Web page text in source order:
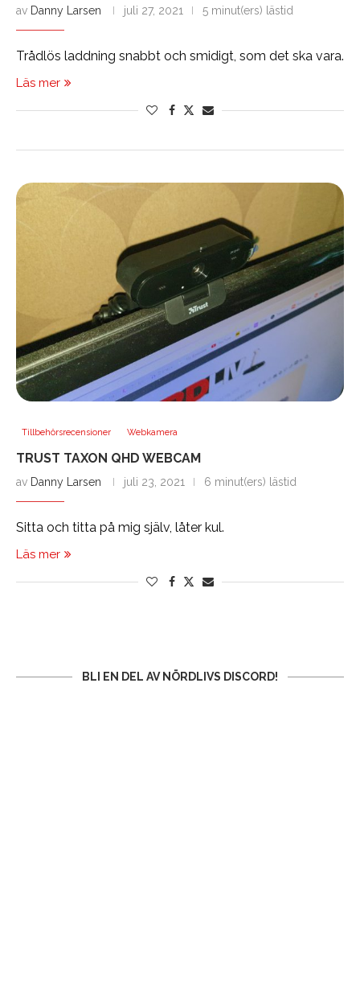
av Danny Larsen juli 27, 2021 5 minut(ers) lästid
Trådlös laddning snabbt och smidigt, som det ska vara.
Läs mer
Tillbehörsrecensioner Webkamera
TRUST TAXON QHD WEBCAM
av Danny Larsen juli 23, 2021 6 minut(ers) lästid
Sitta och titta på mig själv, låter kul.
Läs mer
BLI EN DEL AV NÖRDLIVS DISCORD!